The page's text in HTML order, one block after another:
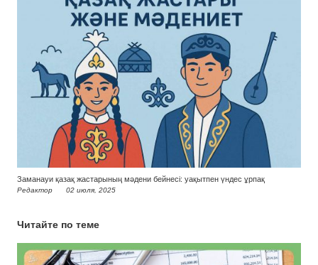
Заманауи қазақ жастарының мәдени бейнесі: уақытпен үндес ұрпақ
Редактор 02 июля, 2025
Читайте по теме